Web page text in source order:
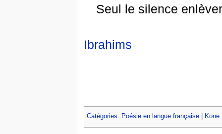
Seul le silence
Ibrahims
Catégories: Poésie en langue française| Kone